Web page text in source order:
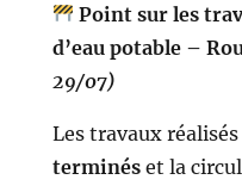
Point sur les
d’eau potable –
29/07)
Les travaux réalisés
terminéset la